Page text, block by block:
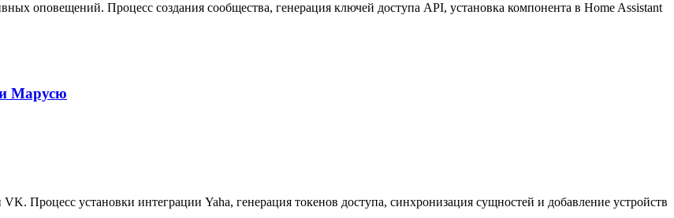
оповещений. Процесс создания сообщества, генерация ключей доступа API, установка компонента в Home Assistant
и Марусю
Процесс установки интеграции Yaha, генерация токенов доступа, синхронизация сущностей и добавление устройств